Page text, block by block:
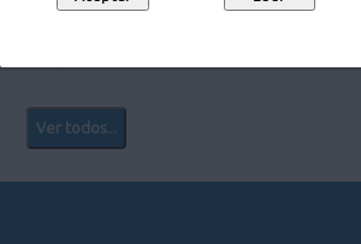
Ver todos...